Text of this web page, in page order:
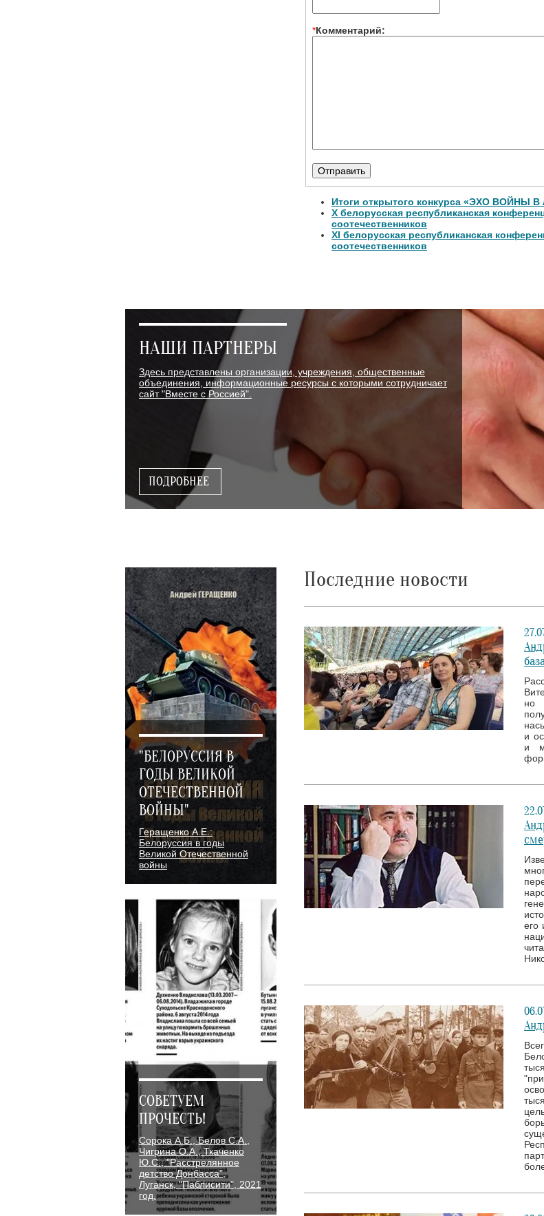
*Комментарий:
Итоги открытого конкурса «ЭХО
Х белорусская республиканская
соотечественников
XI белорусская республиканская
соотечественников
НАШИ ПАРТНЕРЫ
Здесь представлены организации, учреждения, общественные
объединения, информационные ресурсы с которыми сотрудничает
сайт "Вместе с Россией".
ПОДРОБНЕЕ
"БЕЛОРУССИЯ В
ГОДЫ ВЕЛИКОЙ
ОТЕЧЕСТВЕННОЙ
ВОЙНЫ"
Геращенко А.Е.:
Белоруссия в годы
Великой Отечественной
войны
СОВЕТУЕМ
ПРОЧЕСТЬ!
Сорока А.Б., Белов С.А.,
Чигрина О.А., Ткаченко
Ю.С., "Расстрелянное
детство Донбасса",
Луганск, "Паблисити", 2021
год.
Последние новости
но
и
и
его